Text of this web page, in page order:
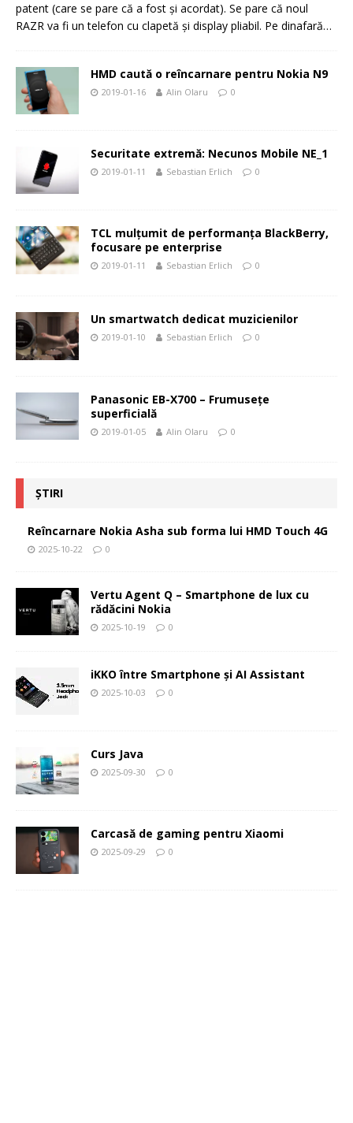
patent (care se pare că a fost și acordat). Se pare că noul
RAZR va fi un telefon cu clapetă și display pliabil. Pe dinafară…
HMD caută o reîncarnare pentru Nokia N9
2019-01-16 Alin Olaru 0
Securitate extremă: Necunos Mobile NE_1
2019-01-11 Sebastian Erlich 0
TCL mulțumit de performanța BlackBerry,
focusare pe enterprise
2019-01-11 Sebastian Erlich 0
Un smartwatch dedicat muzicienilor
2019-01-10 Sebastian Erlich 0
Panasonic EB-X700 – Frumuseţe
superficială
2019-01-05 Alin Olaru 0
ȘTIRI
Reîncarnare Nokia Asha sub forma lui HMD Touch 4G
2025-10-22 0
Vertu Agent Q – Smartphone de lux cu
rădăcini Nokia
2025-10-19 0
iKKO între Smartphone și AI Assistant
2025-10-03 0
Curs Java
2025-09-30 0
Carcasă de gaming pentru Xiaomi
2025-09-29 0